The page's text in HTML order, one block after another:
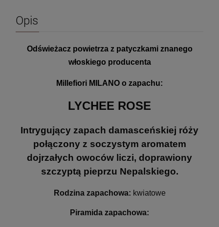
Opis
Odświeżacz powietrza z patyczkami znanego
włoskiego producenta
Millefiori MILANO o zapachu:
LYCHEE ROSE
Intrygujący zapach damasceńskiej róży
połączony z soczystym aromatem
dojrzałych owoców liczi, doprawiony
szczyptą pieprzu Nepalskiego.
Rodzina zapachowa: kwiatowe
Piramida zapachowa: